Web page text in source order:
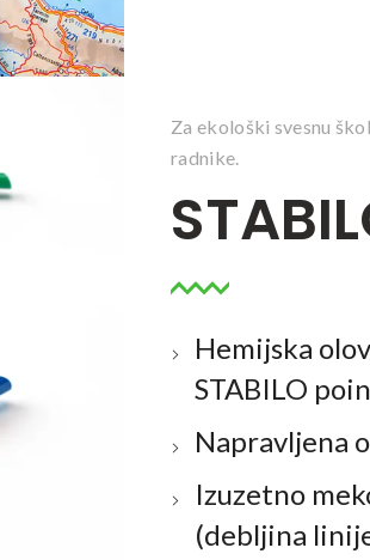
Za ekološki svesnu
radnike.
Hemijska
STABILO
Napravljena
Izuzetno
(debljina